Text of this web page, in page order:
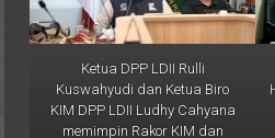
Ketua DPP LDII Rulli
Kuswahyudi dan Ketua Biro
KIM DPP LDII Ludhy Cahyana
memimpin Rakor KIM dan
LINES se-Indonesia, yang